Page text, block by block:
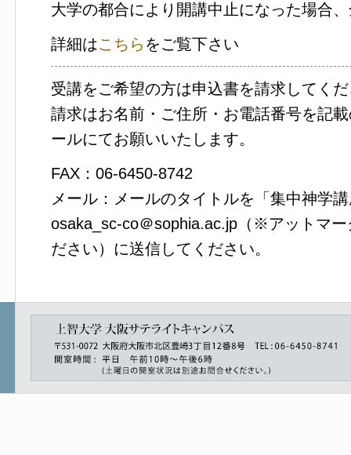
大学の都合により開講中止になった場合
詳細はこちら をご覧下さい
受講をご希望の方は申込書を請求してく
請求はお名前・ご住所・お電話番号を記
ールにてお願いいたします。
FAX：06-6450-8742
メール：メールのタイトルを「集中神学
osaka_sc-co＠sophia.ac.jp（※アットマ
ださい）に送信してください。